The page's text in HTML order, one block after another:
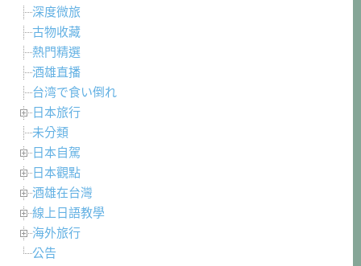
深度微旅
古物收藏
熱門精選
酒雄直播
台湾で食い倒れ
日本旅行
未分類
日本自駕
日本觀點
酒雄在台灣
線上日語教學
海外旅行
公告